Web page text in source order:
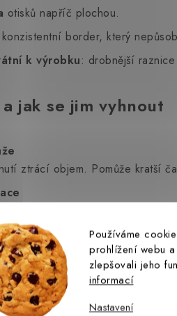
Používáme
prohlížení webu
zlepšovali jeho
informací
Nastavení
otisků napříč plochou.
border, který
k výrobku: drobnější
jak se jim vyhnout
ztrácí objem. Pomůže kratší
linií se vzor s každou řadou víc
síla úderu
Držte stejný
osa